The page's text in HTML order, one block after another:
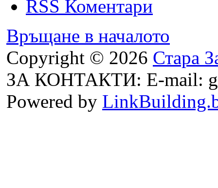
RSS Коментари
Връщане в началото
Copyright © 2026 Стара
ЗА КОНТАКТИ: E-mail:
Powered by